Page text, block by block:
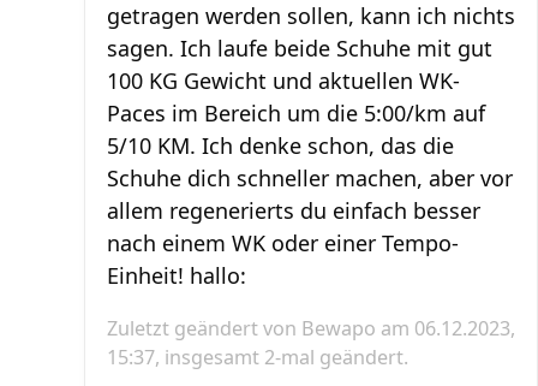
getragen werden sollen, kann ich nichts
sagen. Ich laufe beide Schuhe mit gut
100 KG Gewicht und aktuellen WK-
Paces im Bereich um die 5:00/km auf
5/10 KM. Ich denke schon, das die
Schuhe dich schneller machen, aber vor
allem regenerierts du einfach besser
nach einem WK oder einer Tempo-
Einheit! hallo:
Zuletzt geändert von Bewapo am 06.12.2023,
15:37, insgesamt 2-mal geändert.